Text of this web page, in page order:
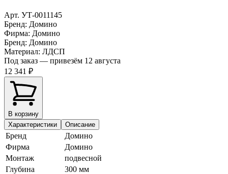
Арт. УТ-0011145
Бренд: Домино
Фирма: Домино
Бренд: Домино
Материал: ЛДСП
Под заказ — привезём 12 августа
12 341 ₽
В корзину
Характеристики
Описание
Бренд
Домино
Фирма
Домино
Монтаж
подвесной
Глубина
300 мм